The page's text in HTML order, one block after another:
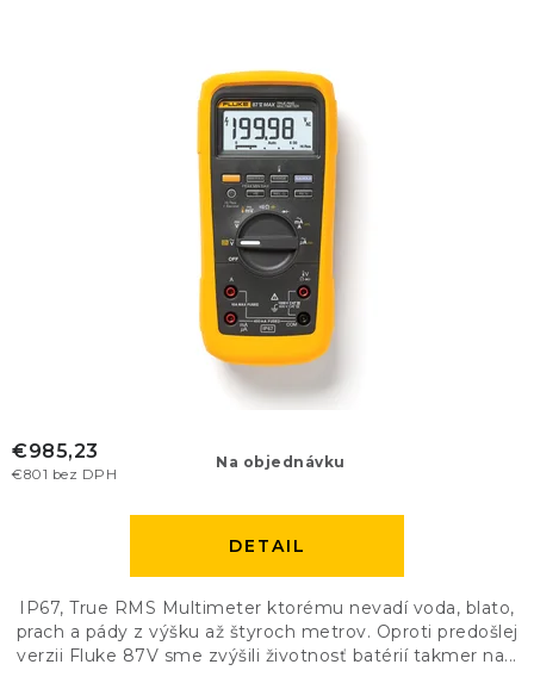
Na objednávku
€801 bez DPH
€985,23
DETAIL
IP67, True RMS Multimeter ktorému nevadí voda, blato,
prach a pády z výšku až štyroch metrov. Oproti predošlej
verzii Fluke 87V sme zvýšili životnosť batérií takmer na...